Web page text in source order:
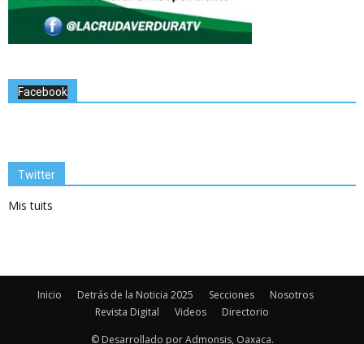
Facebook
Twitter
Mis tuits
Inicio Detrás de la Noticia 2025 Secciones
Nosotros
Revista Digital
Videos
Directorio
© Desarrollado por Admonsis, Oaxaca.